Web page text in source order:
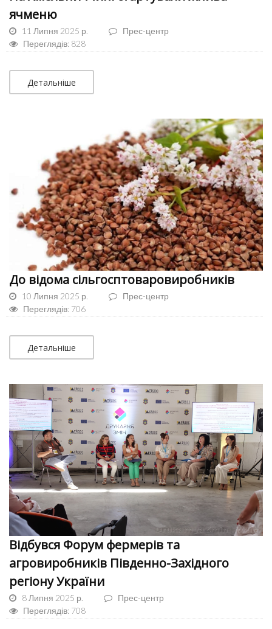
ячменю
11 Липня 2025 р.
Прес-центр
Переглядів: 828
Детальніше
До відома сільгосптоваровиробників
10 Липня 2025 р.
Прес-центр
Переглядів: 706
Детальніше
Відбувся Форум фермерів та
агровиробників Південно-Західного
регіону України
8 Липня 2025 р.
Прес-центр
Переглядів: 708